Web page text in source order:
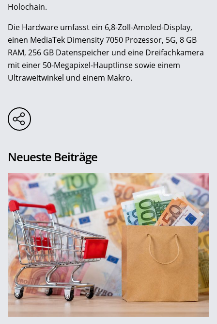
Holochain.
Die Hardware umfasst ein 6,8-Zoll-Amoled-Display,
einen MediaTek Dimensity 7050 Prozessor, 5G, 8 GB
RAM, 256 GB Datenspeicher und eine Dreifachkamera
mit einer 50-Megapixel-Hauptlinse sowie einem
Ultraweitwinkel und einem Makro.
Neueste Beiträge